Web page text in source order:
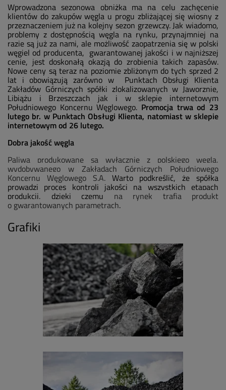
Wprowadzona sezonowa obniżka ma na celu zachęcenie
klientów do zakupów węgla u progu zbliżającej się wiosny z
przeznaczeniem już na kolejny sezon grzewczy. Jak wiadomo,
problemy z dostępnością węgla na rynku, przynajmniej na
razie są już za nami, ale możliwość zaopatrzenia się w polski
węgiel od producenta, gwarantowanej jakości i w najniższej
cenie, jest doskonałą okazją do zrobienia takich zapasów.
Nowe ceny są teraz na poziomie zbliżonym do tych sprzed 2
lat i obowiązują zarówno w Punktach Obsługi Klienta
Zakładów Górniczych spółki zlokalizowanych w Jaworznie,
Libiążu i Brzeszczach jak i w sklepie internetowym
Południowego Koncernu Węglowego. Promocja trwa od 23
lutego br. w Punktach Obsługi Klienta, natomiast w sklepie
internetowym od 26 lutego.
Dobra jakość węgla
Paliwa produkowane są wyłącznie z polskiego węgla,
wydobywanego w Zakładach Górniczych Południowego
Koncernu Węglowego S.A. Warto podkreślić, że spółka
prowadzi proces kontroli jakości na wszystkich etapach
produkcji, dzięki czemu na rynek trafia produkt
o gwarantowanych parametrach.
Grafiki